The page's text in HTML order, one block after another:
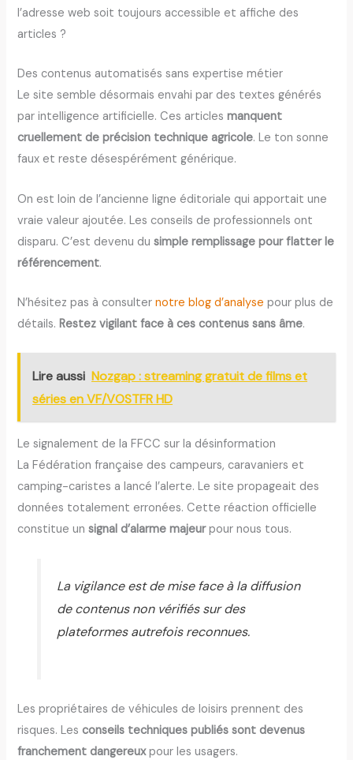
l’adresse web soit toujours accessible et affiche des
articles ?
Des contenus automatisés sans expertise métier
Le site semble désormais envahi par des textes générés
par intelligence artificielle. Ces articlesmanquent
cruellement de précision technique agricole. Le ton sonne
faux et reste désespérément générique.
On est loin de l’ancienne ligne éditoriale qui apportait une
vraie valeur ajoutée. Les conseils de professionnels ont
disparu. C’est devenu dusimple remplissage pour flatter le
référencement.
N’hésitez pas à consulternotre blog d’analyse pour plus de
détails.Restez vigilant face à ces contenus sans âme.
Lire aussi Nozgap : streaming gratuit de films et
séries en VF/VOSTFR HD
Le signalement de la FFCC sur la désinformation
La Fédération française des campeurs, caravaniers et
camping-caristes a lancé l’alerte. Le site propageait des
données totalement erronées. Cette réaction officielle
constitue unsignal d’alarme majeurpour nous tous.
La vigilance est de mise face à la diffusion
de contenus non vérifiés sur des
plateformes autrefois reconnues.
Les propriétaires de véhicules de loisirs prennent des
risques. Lesconseils techniques publiés sont devenus
franchement dangereuxpour les usagers.